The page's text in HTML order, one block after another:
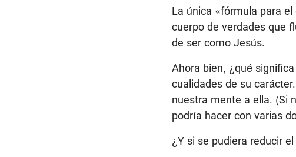
La única «fórmula para
cuerpo de verdades que
de ser como Jesús.
Ahora bien, ¿qué
cualidades de su
nuestra mente a ella. (Si
podría hacer con varias
¿Y si se pudiera reducir